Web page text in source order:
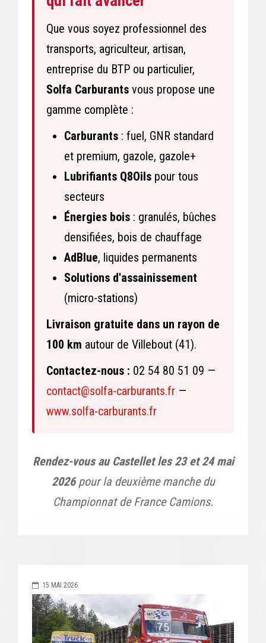
Que vous soyez professionnel des
transports, agriculteur, artisan,
entreprise du BTP ou particulier,
Solfa Carburants vous propose une
gamme complète :
Carburants : fuel, GNR standard
et premium, gazole, gazole+
Lubrifiants Q8Oils pour tous
secteurs
Énergies bois : granulés, bûches
densifiées, bois de chauffage
AdBlue, liquides permanents
Solutions d'assainissement
(micro-stations)
Livraison gratuite dans un rayon de
100 km autour de Villebout (41).
Contactez-nous : 02 54 80 51 09 —
contact@solfa-carburants.fr —
www.solfa-carburants.fr
Rendez-vous au Castellet les 23 et 24 mai
2026pour la deuxième manche du
Championnat de France Camions.
15 MAI 2026